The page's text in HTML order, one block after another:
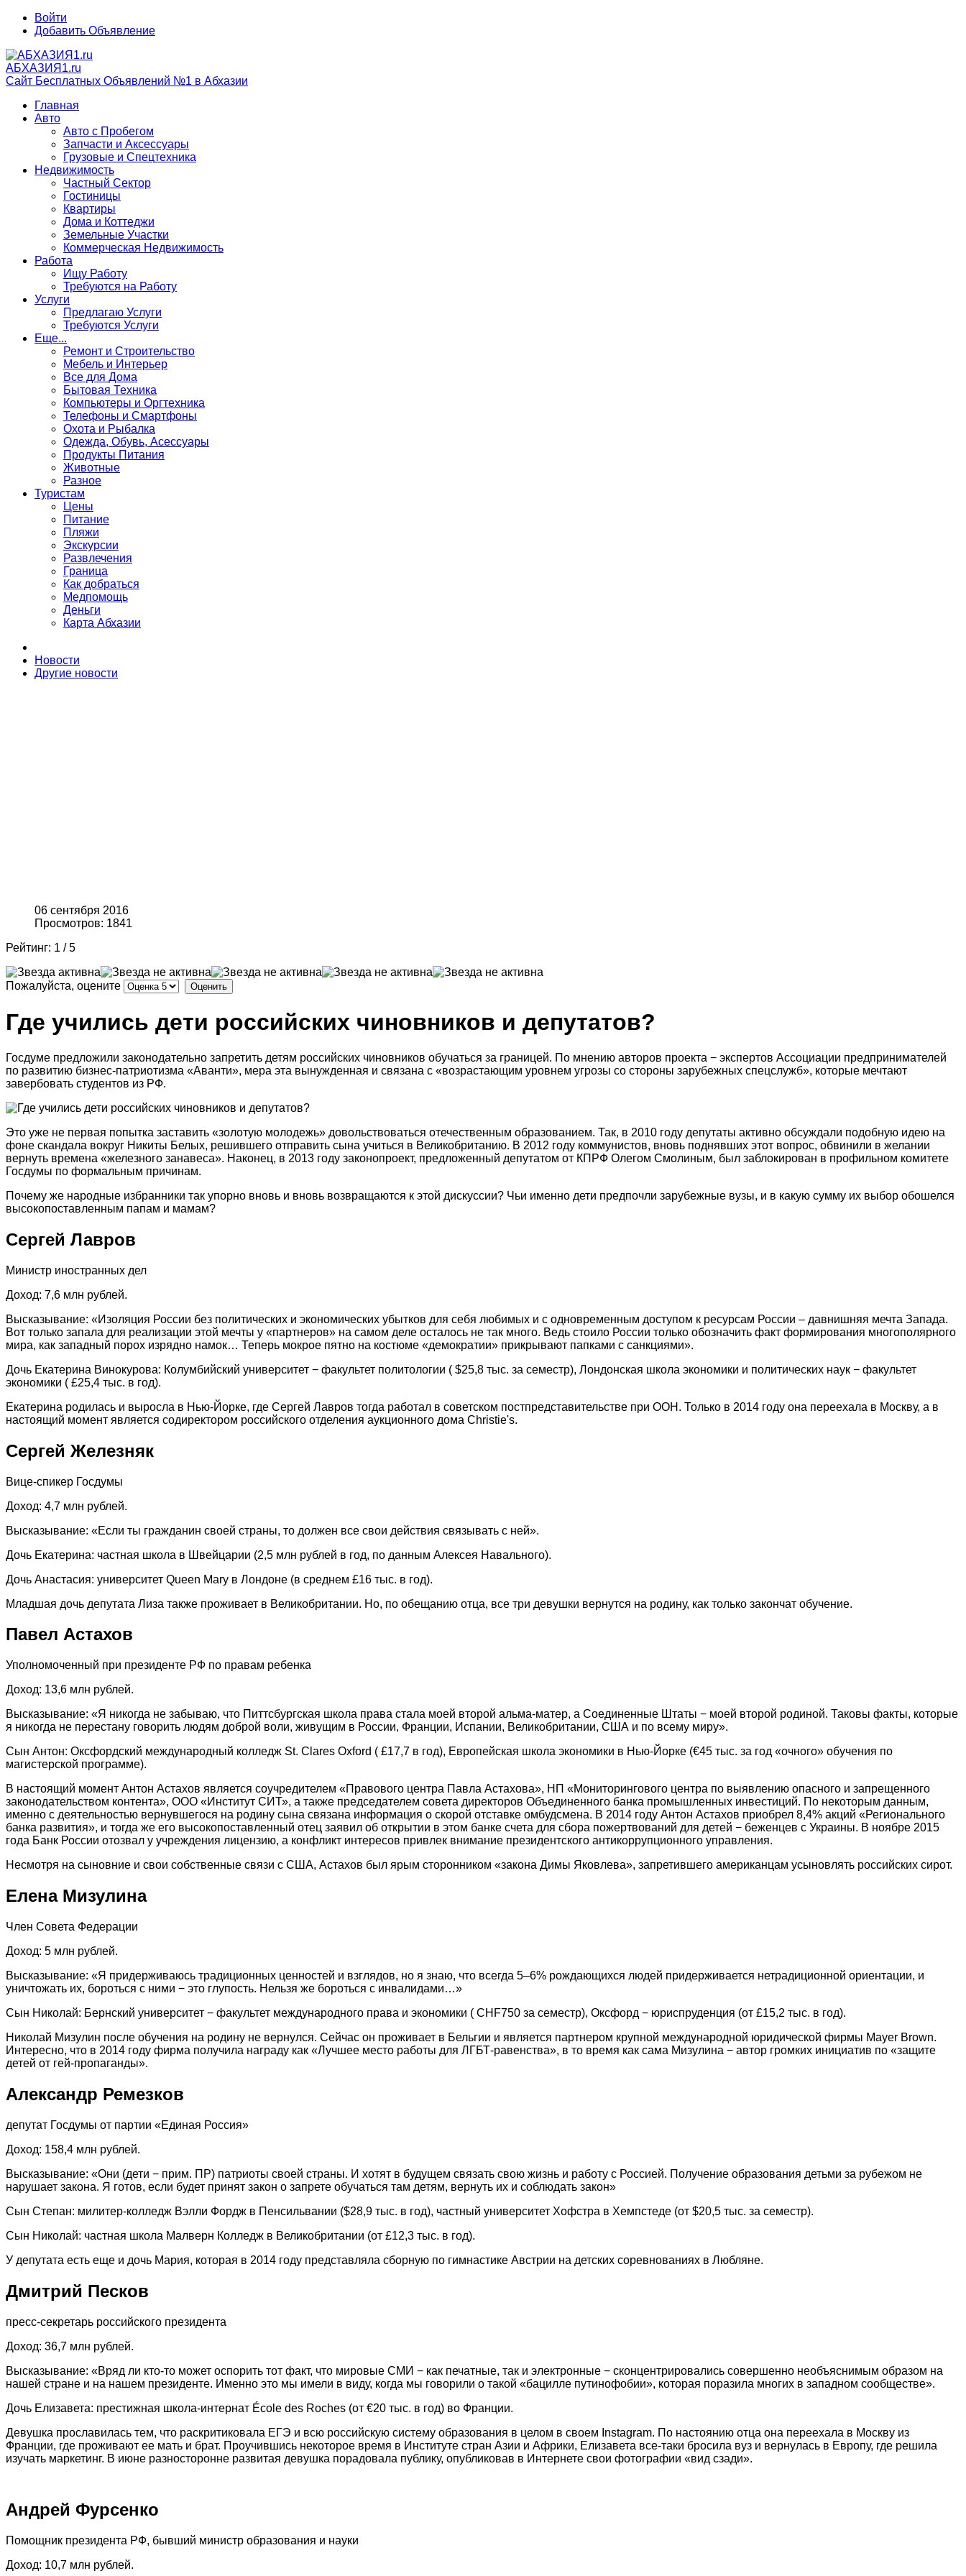
Войти
Добавить Объявление
АБХАЗИЯ1.ru
Сайт Бесплатных Объявлений №1 в Абхазии
Главная
Авто
Авто с Пробегом
Запчасти и Аксессуары
Грузовые и Спецтехника
Недвижимость
Частный Сектор
Гостиницы
Квартиры
Дома и Коттеджи
Земельные Участки
Коммерческая Недвижимость
Работа
Ищу Работу
Требуются на Работу
Услуги
Предлагаю Услуги
Требуются Услуги
Еще...
Ремонт и Строительство
Мебель и Интерьер
Все для Дома
Бытовая Техника
Компьютеры и Оргтехника
Телефоны и Смартфоны
Охота и Рыбалка
Одежда, Обувь, Асессуары
Продукты Питания
Животные
Разное
Туристам
Цены
Питание
Пляжи
Экскурсии
Развлечения
Граница
Как добраться
Медпомощь
Деньги
Карта Абхазии
Новости
Другие новости
06 сентября 2016
Просмотров: 1841
Рейтинг: 1 /5
Пожалуйста, оцените
Где учились дети российских чиновников и депутатов?
Госдуме предложили законодательно запретить детям российских чиновников обучаться за границей. По мнению авторов проекта − экспертов Ассоциации предпринимателей
по развитию бизнес-патриотизма «Аванти», мера эта вынужденная и связана с «возрастающим уровнем угрозы со стороны зарубежных спецслужб», которые мечтают
завербовать студентов из РФ.
Это уже не первая попытка заставить «золотую молодежь» довольствоваться отечественным образованием. Так, в 2010 году депутаты активно обсуждали подобную идею на
фоне скандала вокруг Никиты Белых, решившего отправить сына учиться в Великобританию. В 2012 году коммунистов, вновь поднявших этот вопрос, обвинили в желании
вернуть времена «железного занавеса». Наконец, в 2013 году законопроект, предложенный депутатом от КПРФ Олегом Смолиным, был заблокирован в профильном комитете
Госдумы по формальным причинам.
Почему же народные избранники так упорно вновь и вновь возвращаются к этой дискуссии? Чьи именно дети предпочли зарубежные вузы, и в какую сумму их выбор обошелся
высокопоставленным папам и мамам?
Сергей Лавров
Министр иностранных дел
Доход: 7,6 млн рублей.
Высказывание: «Изоляция России без политических и экономических убытков для себя любимых и с одновременным доступом к ресурсам России – давнишняя мечта Запада.
Вот только запала для реализации этой мечты у «партнеров» на самом деле осталось не так много. Ведь стоило России только обозначить факт формирования многополярного
мира, как западный порох изрядно намок… Теперь мокрое пятно на костюме «демократии» прикрывают папками с санкциями».
Дочь Екатерина Винокурова: Колумбийский университет − факультет политологии ( $25,8 тыс. за семестр), Лондонская школа экономики и политических наук − факультет
экономики ( £25,4 тыс. в год).
Екатерина родилась и выросла в Нью-Йорке, где Сергей Лавров тогда работал в советском постпредставительстве при ООН. Только в 2014 году она переехала в Москву, а в
настоящий момент является содиректором российского отделения аукционного дома Christie's.
Сергей Железняк
Вице-спикер Госдумы
Доход: 4,7 млн рублей.
Высказывание: «Если ты гражданин своей страны, то должен все свои действия связывать с ней».
Дочь Екатерина: частная школа в Швейцарии (2,5 млн рублей в год, по данным Алексея Навального).
Дочь Анастасия: университет Queen Mary в Лондоне (в среднем £16 тыс. в год).
Младшая дочь депутата Лиза также проживает в Великобритании. Но, по обещанию отца, все три девушки вернутся на родину, как только закончат обучение.
Павел Астахов
Уполномоченный при президенте РФ по правам ребенка
Доход: 13,6 млн рублей.
Высказывание: «Я никогда не забываю, что Питтсбургская школа права стала моей второй альма-матер, а Соединенные Штаты − моей второй родиной. Таковы факты, которые
я никогда не перестану говорить людям доброй воли, живущим в России, Франции, Испании, Великобритании, США и по всему миру».
Сын Антон: Оксфордский международный колледж St. Clares Oxford ( £17,7 в год), Европейская школа экономики в Нью-Йорке (€45 тыс. за год «очного» обучения по
магистерской программе).
В настоящий момент Антон Астахов является соучредителем «Правового центра Павла Астахова», НП «Мониторингового центра по выявлению опасного и запрещенного
законодательством контента», ООО «Институт СИТ», а также председателем совета директоров Объединенного банка промышленных инвестиций. По некоторым данным,
именно с деятельностью вернувшегося на родину сына связана информация о скорой отставке омбудсмена. В 2014 году Антон Астахов приобрел 8,4% акций «Регионального
банка развития», и тогда же его высокопоставленный отец заявил об открытии в этом банке счета для сбора пожертвований для детей − беженцев с Украины. В ноябре 2015
года Банк России отозвал у учреждения лицензию, а конфликт интересов привлек внимание президентского антикоррупционного управления.
Несмотря на сыновние и свои собственные связи с США, Астахов был ярым сторонником «закона Димы Яковлева», запретившего американцам усыновлять российских сирот.
Елена Мизулина
Член Совета Федерации
Доход: 5 млн рублей.
Высказывание: «Я придерживаюсь традиционных ценностей и взглядов, но я знаю, что всегда 5–6% рождающихся людей придерживается нетрадиционной ориентации, и
уничтожать их, бороться с ними − это глупость. Нельзя же бороться с инвалидами…»
Сын Николай: Бернский университет − факультет международного права и экономики ( CHF750 за семестр), Оксфорд − юриспруденция (от £15,2 тыс. в год).
Николай Мизулин после обучения на родину не вернулся. Сейчас он проживает в Бельгии и является партнером крупной международной юридической фирмы Mayer Brown.
Интересно, что в 2014 году фирма получила награду как «Лучшее место работы для ЛГБТ-равенства», в то время как сама Мизулина − автор громких инициатив по «защите
детей от гей-пропаганды».
Александр Ремезков
депутат Госдумы от партии «Единая Россия»
Доход: 158,4 млн рублей.
Высказывание: «Они (дети − прим. ПР) патриоты своей страны. И хотят в будущем связать свою жизнь и работу с Россией. Получение образования детьми за рубежом не
нарушает закона. Я готов, если будет принят закон о запрете обучаться там детям, вернуть их и соблюдать закон»
Сын Степан: милитер-колледж Вэлли Фордж в Пенсильвании ($28,9 тыс. в год), частный университет Хофстра в Хемпстеде (от $20,5 тыс. за семестр).
Сын Николай: частная школа Mалверн Колледж в Великобритании (от £12,3 тыс. в год).
У депутата есть еще и дочь Мария, которая в 2014 году представляла сборную по гимнастике Австрии на детских соревнованиях в Любляне.
Дмитрий Песков
пресс-секретарь российского президента
Доход: 36,7 млн рублей.
Высказывание: «Вряд ли кто-то может оспорить тот факт, что мировые СМИ − как печатные, так и электронные − сконцентрировались совершенно необъяснимым образом на
нашей стране и на нашем президенте. Именно это мы имели в виду, когда мы говорили о такой «бацилле путинофобии», которая поразила многих в западном сообществе».
Дочь Елизавета: престижная школа-интернат École des Roches (от €20 тыс. в год) во Франции.
Девушка прославилась тем, что раскритиковала ЕГЭ и всю российскую систему образования в целом в своем Instagram. По настоянию отца она переехала в Москву из
Франции, где проживают ее мать и брат. Проучившись некоторое время в Институте стран Азии и Африки, Елизавета все-таки бросила вуз и вернулась в Европу, где решила
изучать маркетинг. В июне разносторонне развитая девушка порадовала публику, опубликовав в Интернете свои фотографии «вид сзади».
Андрей Фурсенко
Помощник президента РФ, бывший министр образования и науки
Доход: 10,7 млн рублей.